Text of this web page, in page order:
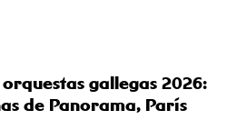
gallegas 2026:
de Panorama, París